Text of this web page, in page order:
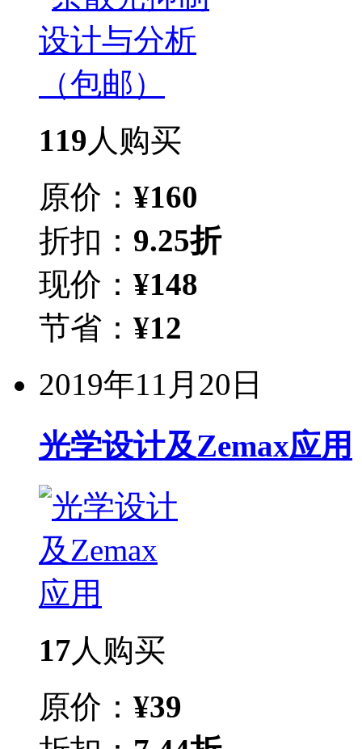
119 人购买
原价： ¥160
折扣： 9.25折
现价： ¥148
节省： ¥12
2019年11月20日
光学设计及Zemax应用
17人购买
原价： ¥39